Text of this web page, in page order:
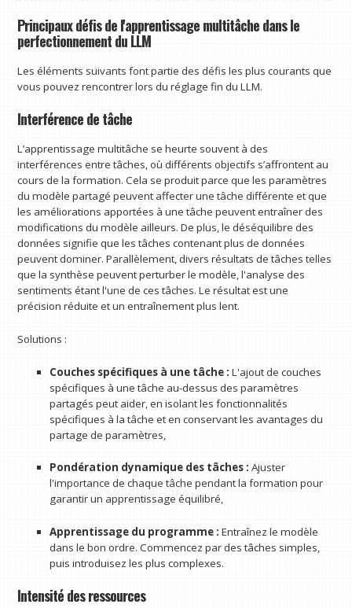
Principaux défis de l'apprentissage multitâche dans le
perfectionnement du LLM
Les éléments suivants font partie des défis les plus courants que
vous pouvez rencontrer lors du réglage fin du LLM.
Interférence de tâche
L’apprentissage multitâche se heurte souvent à des
interférences entre tâches, où différents objectifs s’affrontent au
cours de la formation. Cela se produit parce que les paramètres
du modèle partagé peuvent affecter une tâche différente et que
les améliorations apportées à une tâche peuvent entraîner des
modifications du modèle ailleurs. De plus, le déséquilibre des
données signifie que les tâches contenant plus de données
peuvent dominer. Parallèlement, divers résultats de tâches telles
que la synthèse peuvent perturber le modèle, l'analyse des
sentiments étant l'une de ces tâches. Le résultat est une
précision réduite et un entraînement plus lent.
Solutions :
Couches spécifiques à une tâche : L'ajout de couches
spécifiques à une tâche au-dessus des paramètres
partagés peut aider, en isolant les fonctionnalités
spécifiques à la tâche et en conservant les avantages du
partage de paramètres,
Pondération dynamique des tâches : Ajuster
l'importance de chaque tâche pendant la formation pour
garantir un apprentissage équilibré,
Apprentissage du programme : Entraînez le modèle
dans le bon ordre. Commencez par des tâches simples,
puis introduisez les plus complexes.
Intensité des ressources